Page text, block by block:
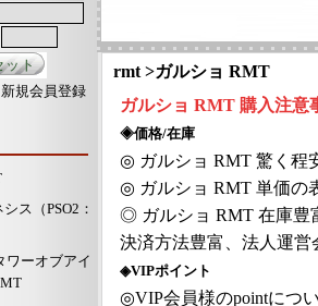
新規会員登録
ス（PSO2：
ワーオブアイ
rmt >ガルショ RMT
ガルショ RMT 購入注意
◈価格/在庫
◎ ガルショ RMT 驚く程
◎ ガルショ RMT 単価の
◎ ガルショ RMT 在庫豊
決済方法豊富、法人運
◈VIPポイント
◎VIP会員様のpointにつ